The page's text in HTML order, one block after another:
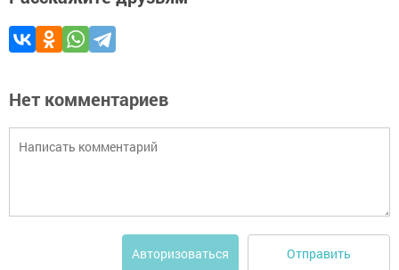
Нет комментариев
Авторизоваться Отправить